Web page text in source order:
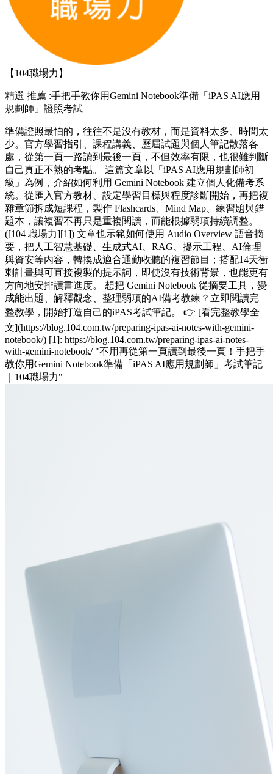
【104職場力】
精選 推薦 :手把手教你用Gemini Notebook準備「iPAS AI應用
規劃師」證照考試
準備證照最怕的，往往不是沒有教材，而是資料太多、時間太
少。官方學習指引、課程講義、歷屆試題與個人筆記散落各
處，從第一頁一路讀到最後一頁，不但效率有限，也很難判斷
自己真正不熟的考點。 這篇文章以「iPAS AI應用規劃師初
級」為例，介紹如何利用 Gemini Notebook 建立個人化備考系
統。從匯入官方教材、設定學習目標與程度診斷開始，再把複
雜章節拆成短課程，製作 Flashcards、Mind Map、練習題與錯
題本，讓複習不再只是重複閱讀，而能根據弱項持續調整。
([104 職場力][1]) 文章也示範如何使用 Audio Overview 語音摘
要，把人工智慧基礎、生成式AI、RAG、提示工程、AI倫理
與資安等內容，轉換成適合通勤收聽的複習節目；搭配14天衝
刺計畫與可直接複製的提示詞，即使沒有技術背景，也能更有
方向地安排讀書進度。 想把 Gemini Notebook 從摘要工具，變
成能出題、解釋觀念、整理弱項的AI備考教練？立即閱讀完
整教學，開始打造自己的iPAS考試筆記。 👉 [看完整教學全
文](https://blog.104.com.tw/preparing-ipas-ai-notes-with-gemini-
notebook/) [1]: https://blog.104.com.tw/preparing-ipas-ai-notes-
with-gemini-notebook/ "不用再從第一頁讀到最後一頁！手把手
教你用Gemini Notebook準備「iPAS AI應用規劃師」考試筆記
｜104職場力"